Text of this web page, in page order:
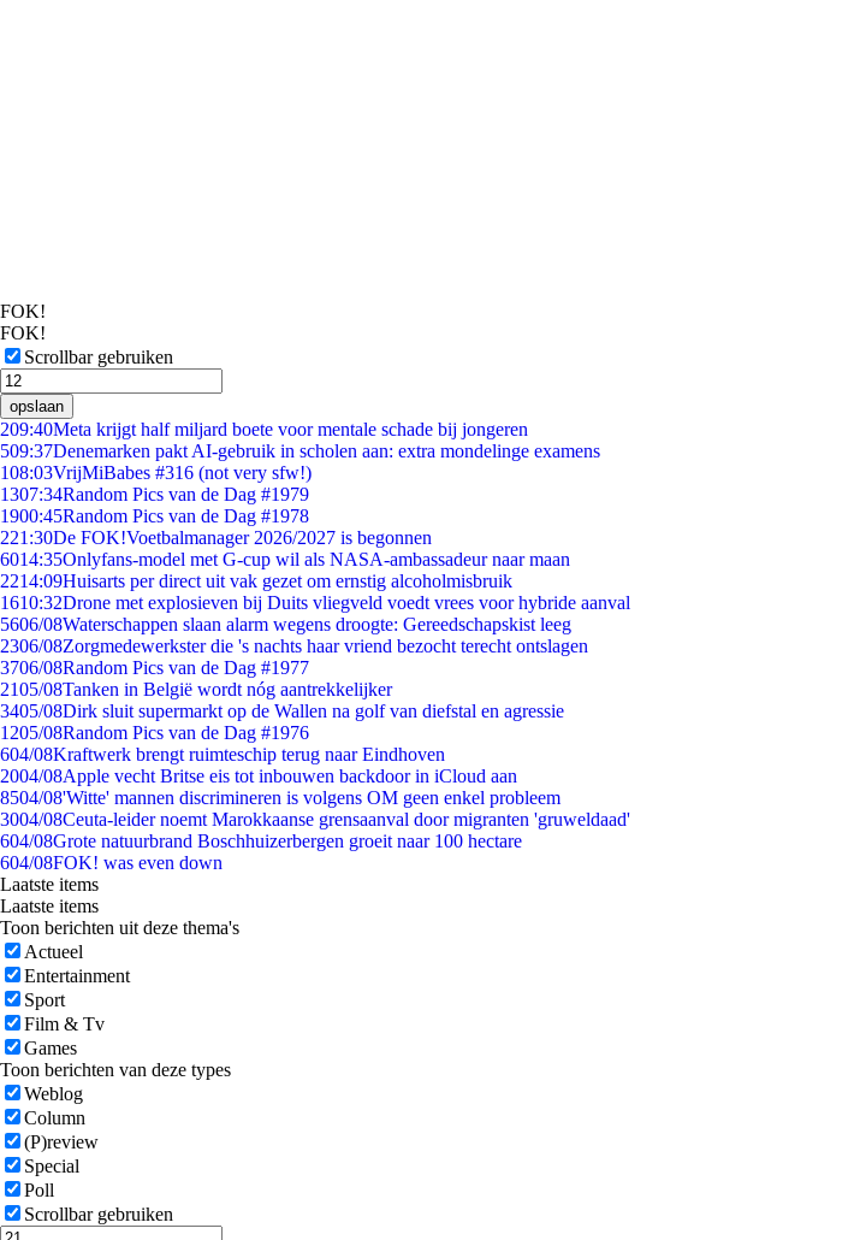
FOK!
FOK!
Scrollbar gebruiken
opslaan
209:40Meta krijgt half miljard boete voor mentale schade bij jongeren
509:37Denemarken pakt AI-gebruik in scholen aan: extra mondelinge examens
108:03VrijMiBabes #316 (not very sfw!)
1307:34Random Pics van de Dag #1979
1900:45Random Pics van de Dag #1978
221:30De FOK!Voetbalmanager 2026/2027 is begonnen
6014:35Onlyfans-model met G-cup wil als NASA-ambassadeur naar maan
2214:09Huisarts per direct uit vak gezet om ernstig alcoholmisbruik
1610:32Drone met explosieven bij Duits vliegveld voedt vrees voor hybride aanval
5606/08Waterschappen slaan alarm wegens droogte: Gereedschapskist leeg
2306/08Zorgmedewerkster die 's nachts haar vriend bezocht terecht ontslagen
3706/08Random Pics van de Dag #1977
2105/08Tanken in België wordt nóg aantrekkelijker
3405/08Dirk sluit supermarkt op de Wallen na golf van diefstal en agressie
1205/08Random Pics van de Dag #1976
604/08Kraftwerk brengt ruimteschip terug naar Eindhoven
2004/08Apple vecht Britse eis tot inbouwen backdoor in iCloud aan
8504/08'Witte' mannen discrimineren is volgens OM geen enkel probleem
3004/08Ceuta-leider noemt Marokkaanse grensaanval door migranten 'gruweldaad'
604/08Grote natuurbrand Boschhuizerbergen groeit naar 100 hectare
604/08FOK! was even down
Laatste items
Laatste items
Toon berichten uit deze thema's
Actueel
Entertainment
Sport
Film & Tv
Games
Toon berichten van deze types
Weblog
Column
(P)review
Special
Poll
Scrollbar gebruiken